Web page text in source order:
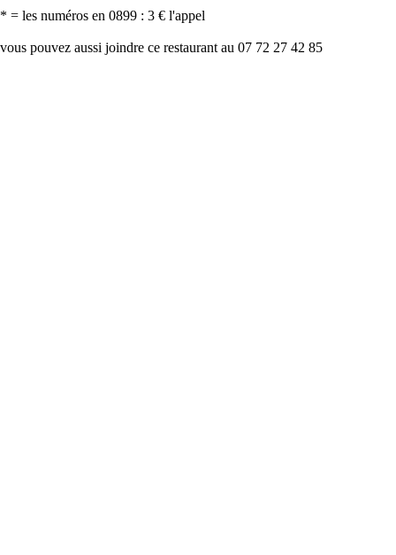
* = les numéros en 0899 : 3 € l'appel
vous pouvez aussi joindre ce restaurant au 07 72 27 42 85